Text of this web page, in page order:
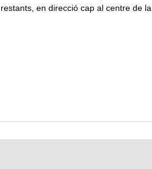
restants, en direcció cap al centre de